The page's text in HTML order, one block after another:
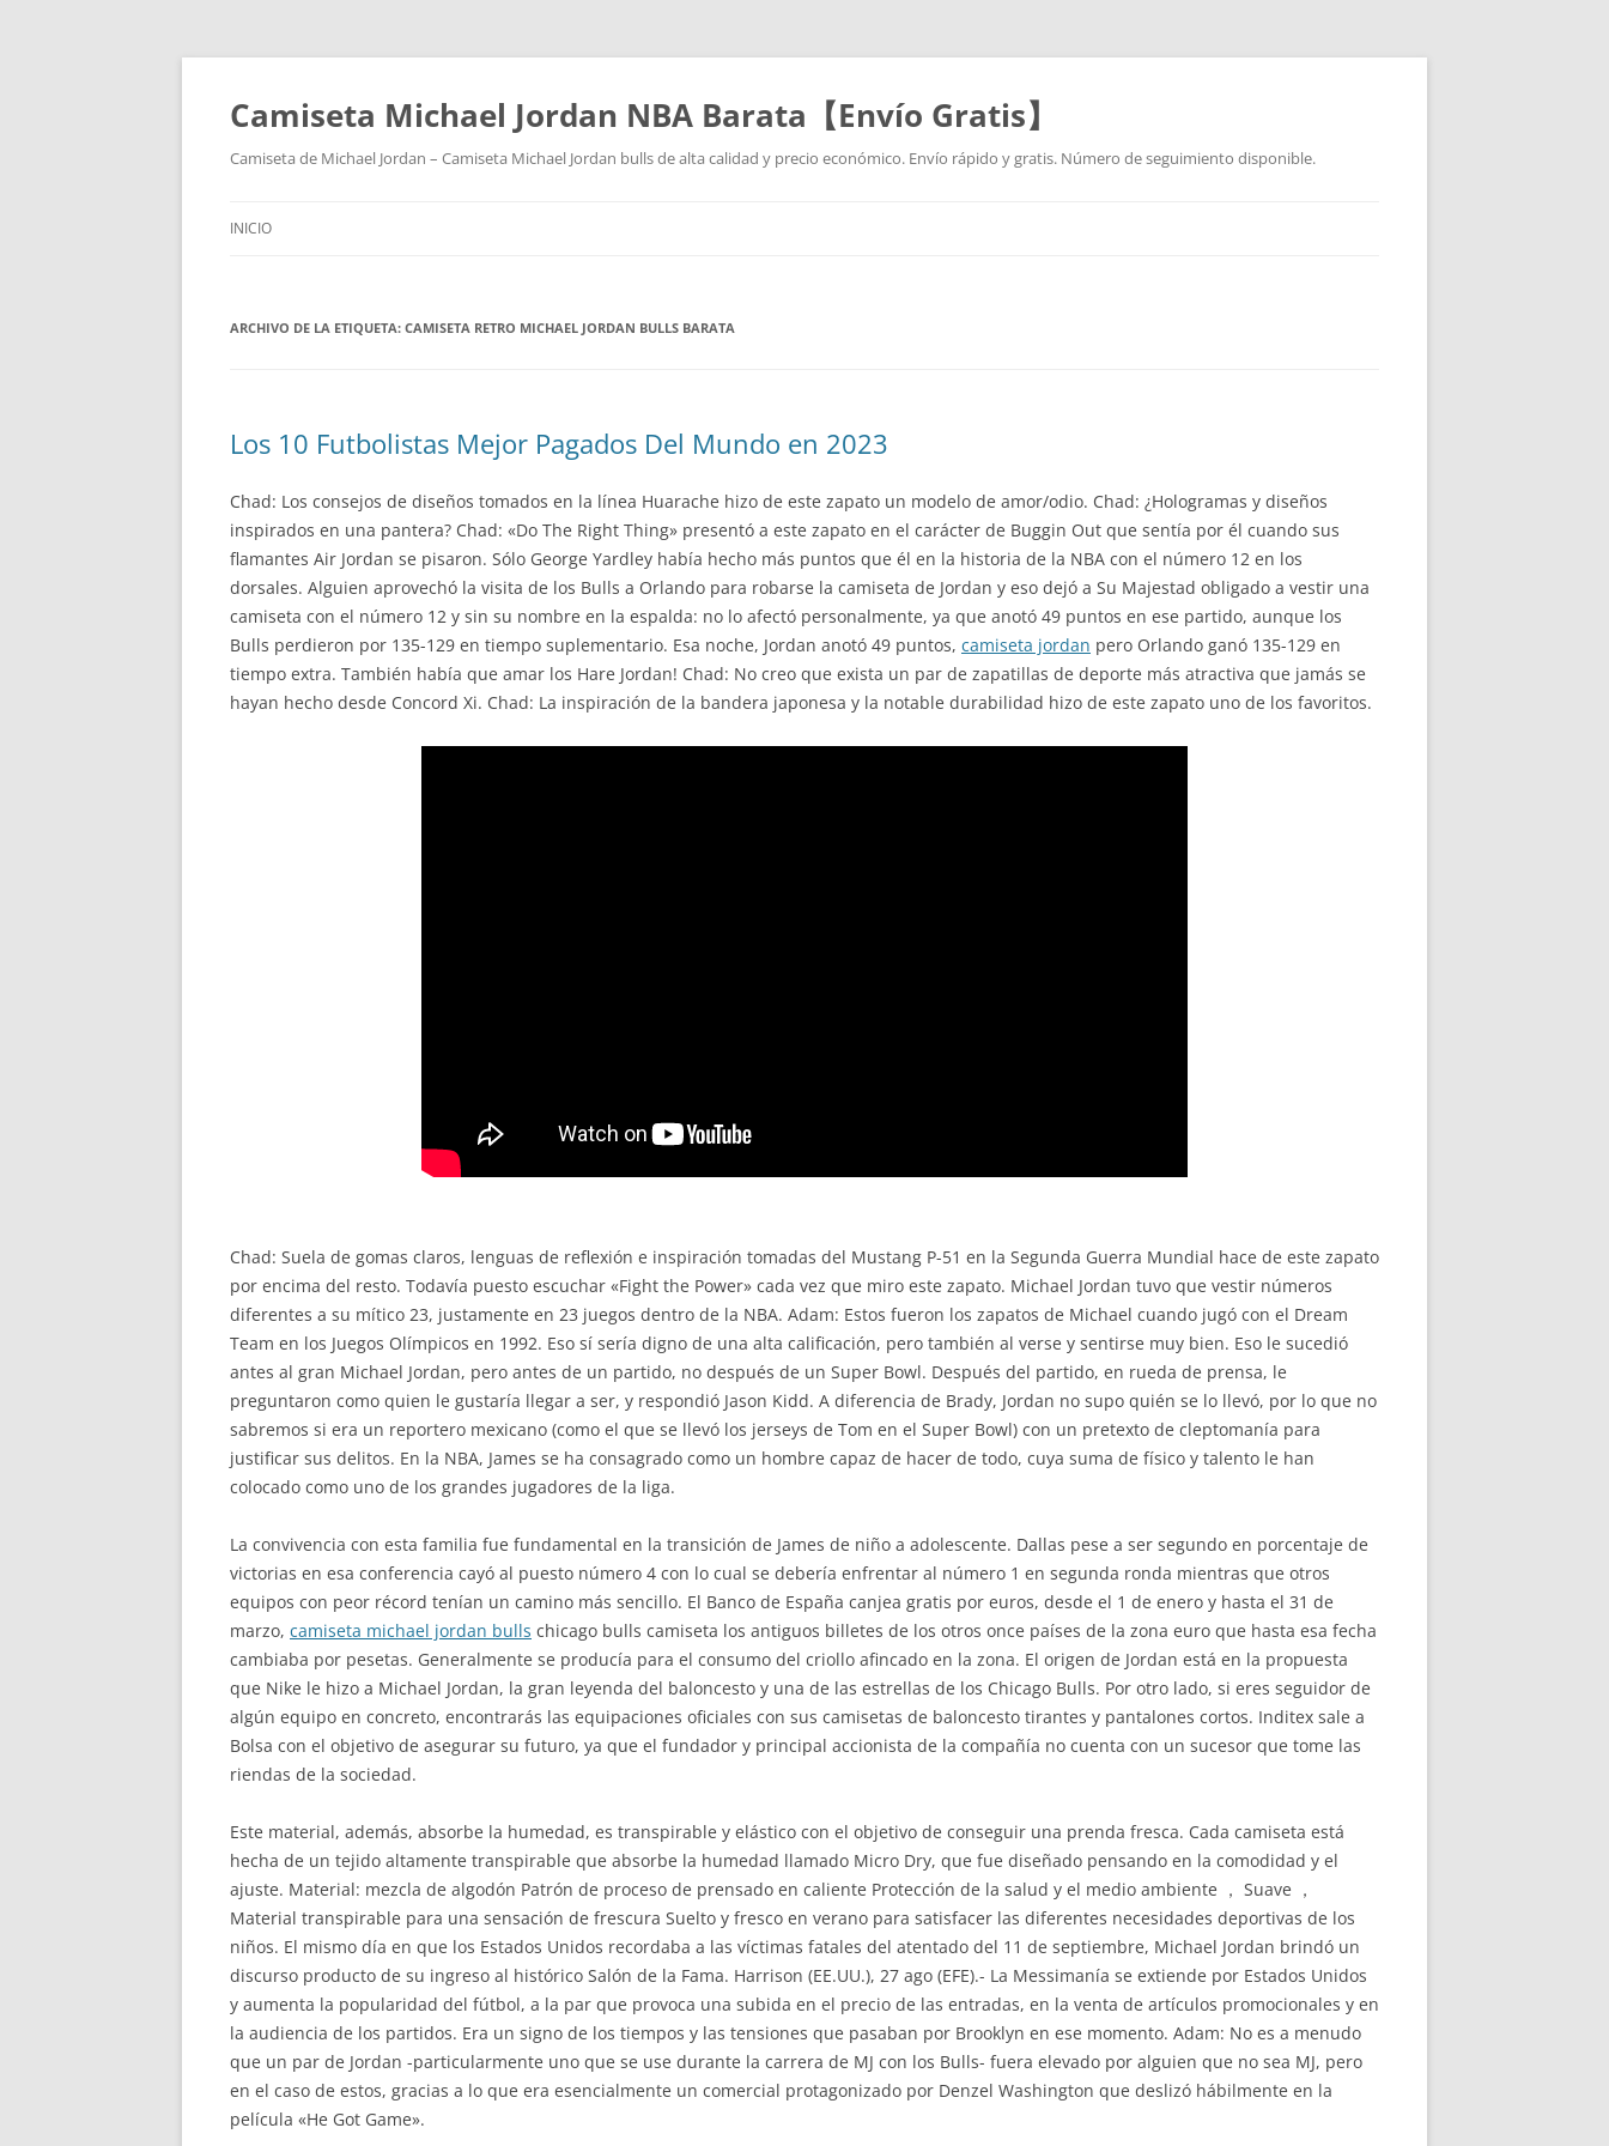
Camiseta Michael Jordan NBA Barata【Envío Gratis】
Camiseta de Michael Jordan – Camiseta Michael Jordan bulls de alta calidad y precio económico. Envío rápido y gratis. Número de seguimiento disponible.
INICIO
ARCHIVO DE LA ETIQUETA: CAMISETA RETRO MICHAEL JORDAN BULLS BARATA
Los 10 Futbolistas Mejor Pagados Del Mundo en 2023
Chad: Los consejos de diseños tomados en la línea Huarache hizo de este zapato un modelo de amor/odio. Chad: ¿Hologramas y diseños
inspirados en una pantera? Chad: «Do The Right Thing» presentó a este zapato en el carácter de Buggin Out que sentía por él cuando sus
flamantes Air Jordan se pisaron. Sólo George Yardley había hecho más puntos que él en la historia de la NBA con el número 12 en los
dorsales. Alguien aprovechó la visita de los Bulls a Orlando para robarse la camiseta de Jordan y eso dejó a Su Majestad obligado a vestir una
camiseta con el número 12 y sin su nombre en la espalda: no lo afectó personalmente, ya que anotó 49 puntos en ese partido, aunque los
Bulls perdieron por 135-129 en tiempo suplementario. Esa noche, Jordan anotó 49 puntos, camiseta jordan pero Orlando ganó 135-129 en
tiempo extra. También había que amar los Hare Jordan! Chad: No creo que exista un par de zapatillas de deporte más atractiva que jamás se
hayan hecho desde Concord Xi. Chad: La inspiración de la bandera japonesa y la notable durabilidad hizo de este zapato uno de los favoritos.
Chad: Suela de gomas claros, lenguas de reflexión e inspiración tomadas del Mustang P-51 en la Segunda Guerra Mundial hace de este zapato
por encima del resto. Todavía puesto escuchar «Fight the Power» cada vez que miro este zapato. Michael Jordan tuvo que vestir números
diferentes a su mítico 23, justamente en 23 juegos dentro de la NBA. Adam: Estos fueron los zapatos de Michael cuando jugó con el Dream
Team en los Juegos Olímpicos en 1992. Eso sí sería digno de una alta calificación, pero también al verse y sentirse muy bien. Eso le sucedió
antes al gran Michael Jordan, pero antes de un partido, no después de un Super Bowl. Después del partido, en rueda de prensa, le
preguntaron como quien le gustaría llegar a ser, y respondió Jason Kidd. A diferencia de Brady, Jordan no supo quién se lo llevó, por lo que no
sabremos si era un reportero mexicano (como el que se llevó los jerseys de Tom en el Super Bowl) con un pretexto de cleptomanía para
justificar sus delitos. En la NBA, James se ha consagrado como un hombre capaz de hacer de todo, cuya suma de físico y talento le han
colocado como uno de los grandes jugadores de la liga.
La convivencia con esta familia fue fundamental en la transición de James de niño a adolescente. Dallas pese a ser segundo en porcentaje de
victorias en esa conferencia cayó al puesto número 4 con lo cual se debería enfrentar al número 1 en segunda ronda mientras que otros
equipos con peor récord tenían un camino más sencillo. El Banco de España canjea gratis por euros, desde el 1 de enero y hasta el 31 de
marzo, camiseta michael jordan bulls chicago bulls camiseta los antiguos billetes de los otros once países de la zona euro que hasta esa fecha
cambiaba por pesetas. Generalmente se producía para el consumo del criollo afincado en la zona. El origen de Jordan está en la propuesta
que Nike le hizo a Michael Jordan, la gran leyenda del baloncesto y una de las estrellas de los Chicago Bulls. Por otro lado, si eres seguidor de
algún equipo en concreto, encontrarás las equipaciones oficiales con sus camisetas de baloncesto tirantes y pantalones cortos. Inditex sale a
Bolsa con el objetivo de asegurar su futuro, ya que el fundador y principal accionista de la compañía no cuenta con un sucesor que tome las
riendas de la sociedad.
Este material, además, absorbe la humedad, es transpirable y elástico con el objetivo de conseguir una prenda fresca. Cada camiseta está
hecha de un tejido altamente transpirable que absorbe la humedad llamado Micro Dry, que fue diseñado pensando en la comodidad y el
ajuste. Material: mezcla de algodón Patrón de proceso de prensado en caliente Protección de la salud y el medio ambiente ， Suave ，
Material transpirable para una sensación de frescura Suelto y fresco en verano para satisfacer las diferentes necesidades deportivas de los
niños. El mismo día en que los Estados Unidos recordaba a las víctimas fatales del atentado del 11 de septiembre, Michael Jordan brindó un
discurso producto de su ingreso al histórico Salón de la Fama. Harrison (EE.UU.), 27 ago (EFE).- La Messimanía se extiende por Estados Unidos
y aumenta la popularidad del fútbol, a la par que provoca una subida en el precio de las entradas, en la venta de artículos promocionales y en
la audiencia de los partidos. Era un signo de los tiempos y las tensiones que pasaban por Brooklyn en ese momento. Adam: No es a menudo
que un par de Jordan -particularmente uno que se use durante la carrera de MJ con los Bulls- fuera elevado por alguien que no sea MJ, pero
en el caso de estos, gracias a lo que era esencialmente un comercial protagonizado por Denzel Washington que deslizó hábilmente en la
película «He Got Game».